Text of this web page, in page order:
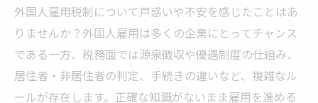
外国人雇用税制について戸惑いや不安を感じたことはあ
りませんか？外国人雇用は多くの企業にとってチャンス
である一方、税務面では源泉徴収や優遇制度の仕組み、
居住者・非居住者の判定、手続きの違いなど、複雑なル
ールが存在します。正確な知識がないまま雇用を進める